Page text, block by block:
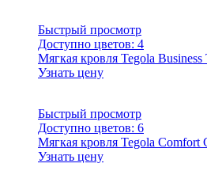
Быстрый просмотр
Доступно цветов: 4
Мягкая кровля Tegola Business
Узнать цену
Быстрый просмотр
Доступно цветов: 6
Мягкая кровля Tegola Comfort
Узнать цену